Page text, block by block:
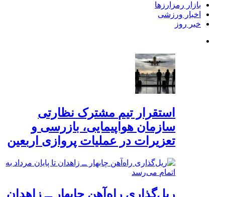
بازار رمزارزها
اخبار ورزشی
خبر روز
استقرار تیم مشترک نظارتی
سازمان هواپیمایی، بازرسی و
تعزیرات در عملیات پروازی اربعین
ریل‌گذاری راه‌آهن چابهار ــ زاهدان